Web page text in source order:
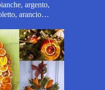
argento,
arancio…